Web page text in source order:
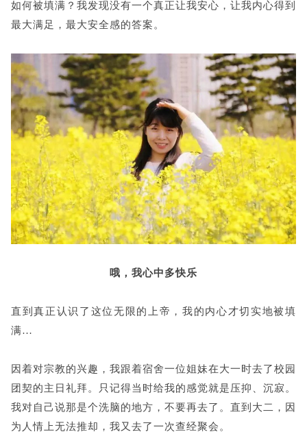
如何被填满？我发现没有一个真正让我安心，让我内心得到
最大满足，最大安全感的答案。
哦，我心中多快乐
直到真正认识了这位无限的上帝，我的内心才切实地被填
满…
因着对宗教的兴趣，我跟着宿舍一位姐妹在大一时去了校园
团契的主日礼拜。只记得当时给我的感觉就是压抑、沉寂。
我对自己说那是个洗脑的地方，不要再去了。直到大二，因
为人情上无法推却，我又去了一次查经聚会。